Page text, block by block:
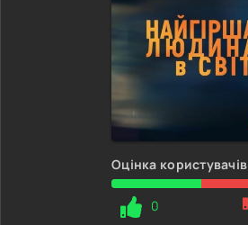
Оцінка користувачів
0